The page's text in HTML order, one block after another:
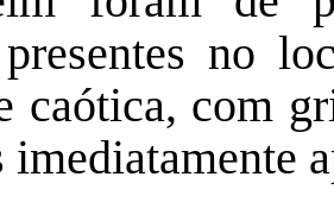
no
caótica, com
imediatamente